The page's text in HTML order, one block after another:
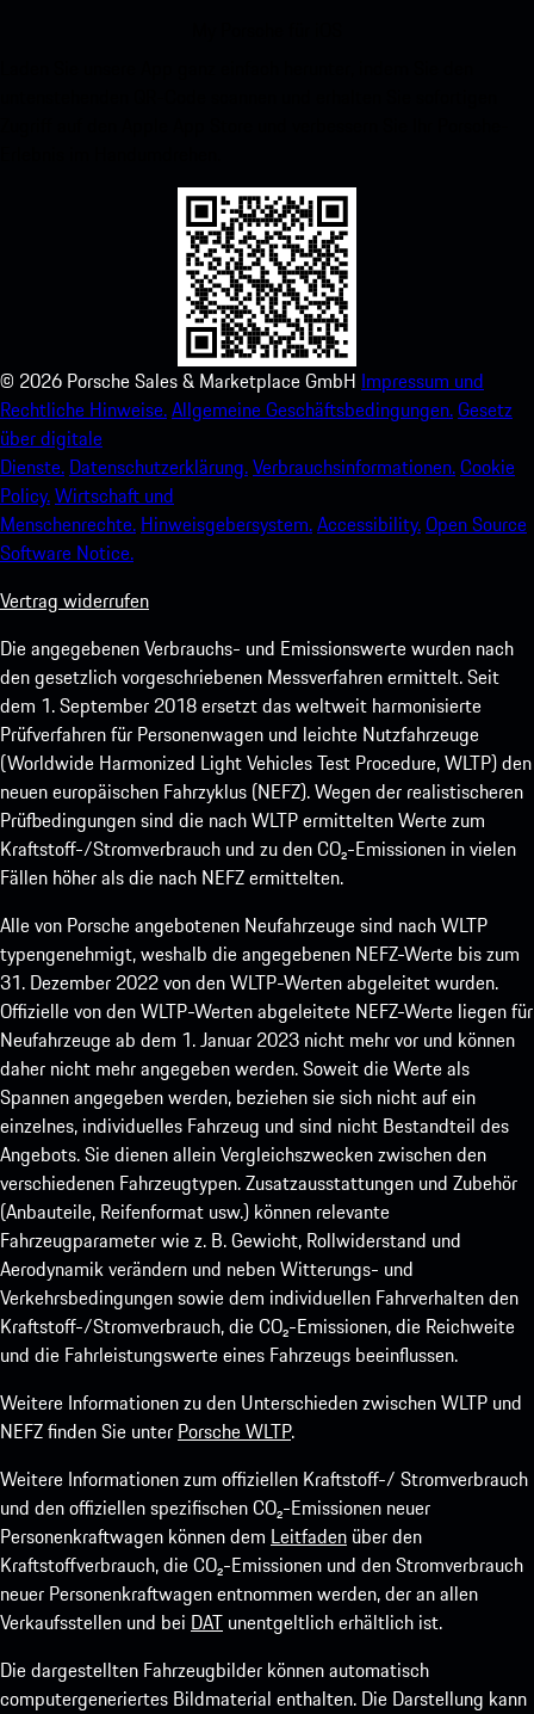
© 2026 Porsche Sales & Marketplace GmbH Impressum und
Rechtliche Hinweise.Allgemeine Geschäftsbedingungen.Gesetz
über digitale
Dienste. Datenschutzerklärung.Verbrauchsinformationen.Cookie
Policy.Wirtschaft und
Menschenrechte. Hinweisgebersystem.Accessibility.Open Source
Software Notice.
Vertrag widerrufen
Die angegebenen Verbrauchs- und Emissionswerte wurden nach
den gesetzlich vorgeschriebenen Messverfahren ermittelt. Seit
dem 1. September 2018 ersetzt das weltweit harmonisierte
Prüfverfahren für Personenwagen und leichte Nutzfahrzeuge
(Worldwide Harmonized Light Vehicles Test Procedure, WLTP) den
neuen europäischen Fahrzyklus (NEFZ). Wegen der realistischeren
Prüfbedingungen sind die nach WLTP ermittelten Werte zum
Kraftstoff-/Stromverbrauch und zu den CO₂-Emissionen in vielen
Fällen höher als die nach NEFZ ermittelten.
Alle von Porsche angebotenen Neufahrzeuge sind nach WLTP
typengenehmigt, weshalb die angegebenen NEFZ-Werte bis zum
31. Dezember 2022 von den WLTP-Werten abgeleitet wurden.
Offizielle von den WLTP-Werten abgeleitete NEFZ-Werte liegen für
Neufahrzeuge ab dem 1. Januar 2023 nicht mehr vor und können
daher nicht mehr angegeben werden. Soweit die Werte als
Spannen angegeben werden, beziehen sie sich nicht auf ein
einzelnes, individuelles Fahrzeug und sind nicht Bestandteil des
Angebots. Sie dienen allein Vergleichszwecken zwischen den
verschiedenen Fahrzeugtypen. Zusatzausstattungen und Zubehör
(Anbauteile, Reifenformat usw.) können relevante
Fahrzeugparameter wie z. B. Gewicht, Rollwiderstand und
Aerodynamik verändern und neben Witterungs- und
Verkehrsbedingungen sowie dem individuellen Fahrverhalten den
Kraftstoff-/Stromverbrauch, die CO₂-Emissionen, die Reichweite
und die Fahrleistungswerte eines Fahrzeugs beeinflussen.
Weitere Informationen zu den Unterschieden zwischen WLTP und
NEFZ finden Sie unter Porsche WLTP.
Weitere Informationen zum offiziellen Kraftstoff-/ Stromverbrauch
und den offiziellen spezifischen CO₂-Emissionen neuer
Personenkraftwagen können dem Leitfaden über den
Kraftstoffverbrauch, die CO₂-Emissionen und den Stromverbrauch
neuer Personenkraftwagen entnommen werden, der an allen
Verkaufsstellen und bei DAT unentgeltlich erhältlich ist.
Die dargestellten Fahrzeugbilder können automatisch
computergeneriertes Bildmaterial enthalten. Die Darstellung kann